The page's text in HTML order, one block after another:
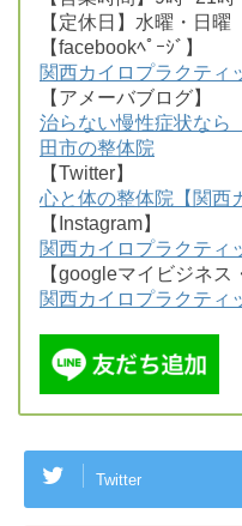
【定休日】水曜・日曜
【facebookﾍﾟｰｼﾞ】
関西カイロプラクティ
【アメーバブログ】
治らない慢性症状なら
田市の整体院
【Twitter】
心と体の整体院【関西
【Instagram】
関西カイロプラクティ
【googleマイビジネス
関西カイロプラクティ
Twitter